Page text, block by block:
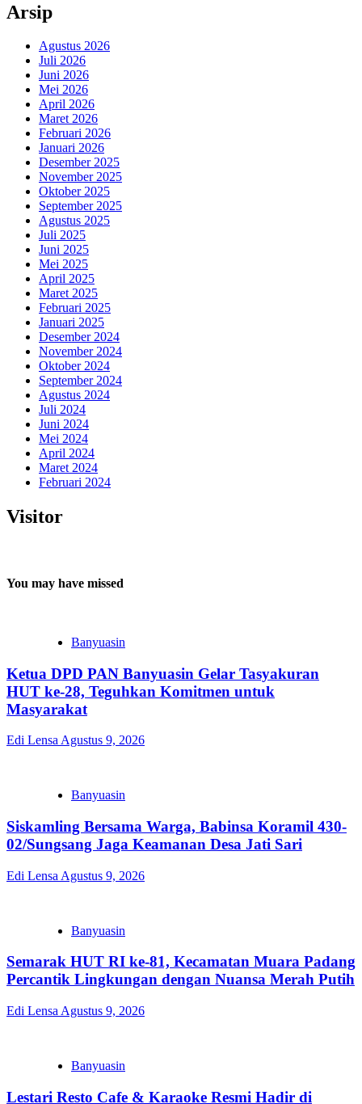
Arsip
Agustus 2026
Juli 2026
Juni 2026
Mei 2026
April 2026
Maret 2026
Februari 2026
Januari 2026
Desember 2025
November 2025
Oktober 2025
September 2025
Agustus 2025
Juli 2025
Juni 2025
Mei 2025
April 2025
Maret 2025
Februari 2025
Januari 2025
Desember 2024
November 2024
Oktober 2024
September 2024
Agustus 2024
Juli 2024
Juni 2024
Mei 2024
April 2024
Maret 2024
Februari 2024
Visitor
You may have missed
Banyuasin
Ketua DPD PAN Banyuasin Gelar Tasyakuran
HUT ke-28, Teguhkan Komitmen untuk
Masyarakat
Edi Lensa Agustus 9, 2026
Banyuasin
Siskamling Bersama Warga, Babinsa Koramil 430-
02/Sungsang Jaga Keamanan Desa Jati Sari
Edi Lensa Agustus 9, 2026
Banyuasin
Semarak HUT RI ke-81, Kecamatan Muara Padang
Percantik Lingkungan dengan Nuansa Merah Putih
Edi Lensa Agustus 9, 2026
Banyuasin
Lestari Resto Cafe & Karaoke Resmi Hadir di